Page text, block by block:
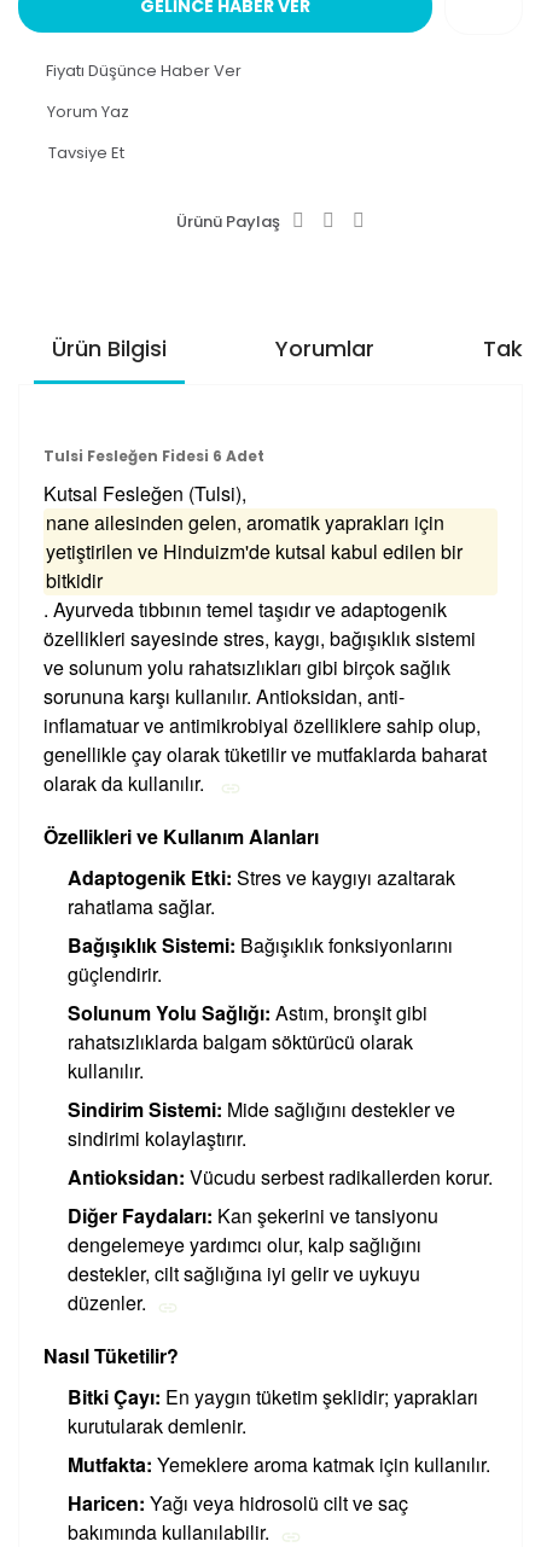
GELİNCE HABER VER
Fiyatı Düşünce Haber Ver
Yorum Yaz
Tavsiye Et
Ürünü Paylaş
Ürün Bilgisi Yorumlar
Tulsi Fesleğen Fidesi 6 Adet
Kutsal Fesleğen (Tulsi),
nane ailesinden gelen, aromatik yaprakları için
yetiştirilen ve Hinduizm'de kutsal kabul edilen bir
bitkidir
. Ayurveda tıbbının temel taşıdır ve adaptogenik
özellikleri sayesinde stres, kaygı, bağışıklık sistemi
ve solunum yolu rahatsızlıkları gibi birçok sağlık
sorununa karşı kullanılır. Antioksidan, anti-
inflamatuar ve antimikrobiyal özelliklere sahip olup,
genellikle çay olarak tüketilir ve mutfaklarda baharat
olarak da kullanılır.
Özellikleri ve Kullanım Alanları
Adaptogenik Etki: Stres ve kaygıyı azaltarak
rahatlama sağlar.
Bağışıklık Sistemi: Bağışıklık fonksiyonlarını
güçlendirir.
Solunum Yolu Sağlığı: Astım, bronşit gibi
rahatsızlıklarda balgam söktürücü olarak
kullanılır.
Sindirim Sistemi: Mide sağlığını destekler ve
sindirimi kolaylaştırır.
Antioksidan: Vücudu serbest radikallerden korur.
Diğer Faydaları: Kan şekerini ve tansiyonu
dengelemeye yardımcı olur, kalp sağlığını
destekler, cilt sağlığına iyi gelir ve uykuyu
düzenler.
Nasıl Tüketilir?
Bitki Çayı: En yaygın tüketim şeklidir; yaprakları
kurutularak demlenir.
Mutfakta: Yemeklere aroma katmak için kullanılır.
Haricen: Yağı veya hidrosolü cilt ve saç
bakımında kullanılabilir.